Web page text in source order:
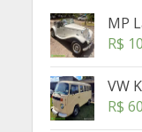
MP
R$
VW
R$